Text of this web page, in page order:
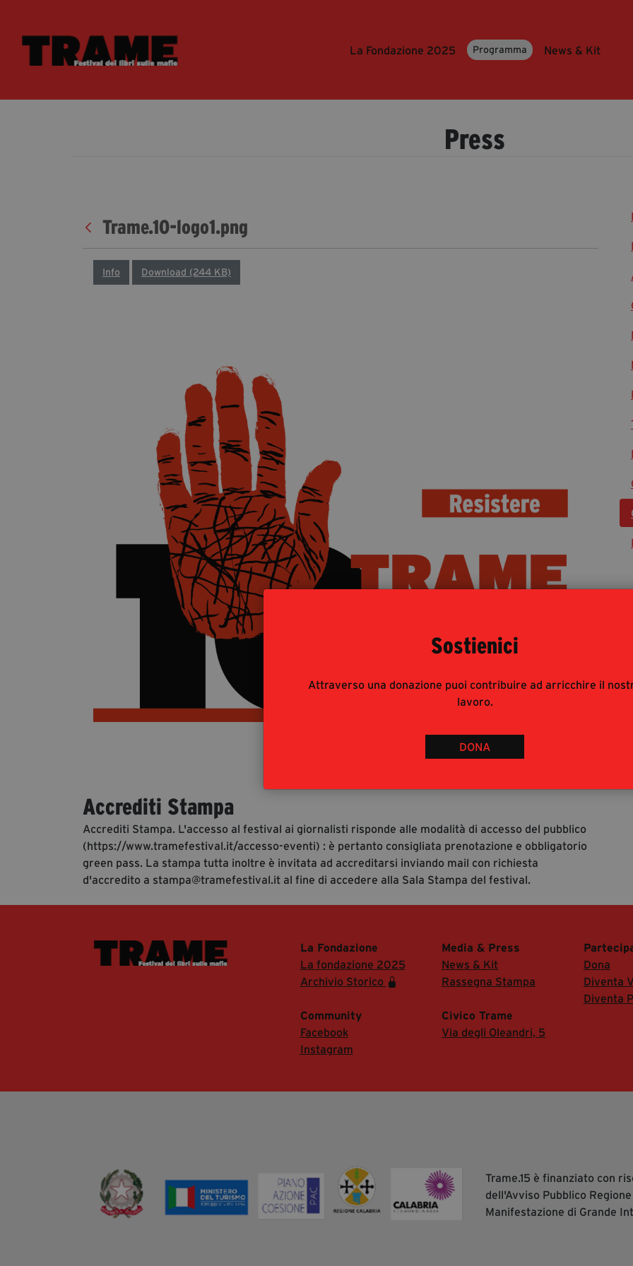
Sostienici
Attraverso una donazione puoi contribuire ad arricchire il
lavoro.
DONA
La Fondazione 2025 Programma News & Kit
Press
Trame.10-logo1.png
Info Download (244 KB)
Accrediti Stampa
Accrediti Stampa. L'accesso al festival ai giornalisti risponde alle modalità di accesso del pubblico
(https://www.tramefestival.it/accesso-eventi) : è pertanto consigliata prenotazione e obbligatorio
green pass. La stampa tutta inoltre è invitata ad accreditarsi inviando mail con richiesta
d'accredito a stampa@tramefestival.it al fine di accedere alla Sala Stampa del festival.
La Fondazione
La fondazione 2025
Archivio Storico
Media & Press
News & Kit
Rassegna Stampa
Dona
Diventa
Diventa
Community
Facebook
Instagram
Civico Trame
Via degli Oleandri, 5
Trame.15 è finanziato con
dell'Avviso Pubblico
Manifestazione di Grande